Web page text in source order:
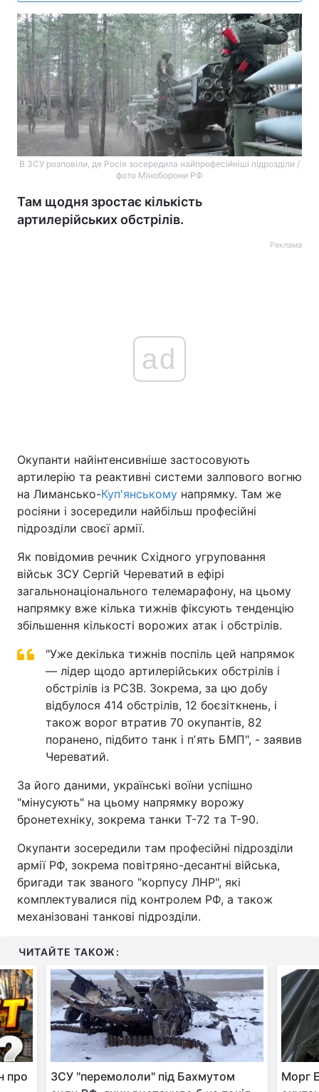
В ЗСУ розповіли, де Росія зосередила найпрофесійніші підрозділи /
фото Міноборони РФ
Там щодня зростає кількість
артилерійських обстрілів.
Реклама
ad
Окупанти найінтенсивніше застосовують
артилерію та реактивні системи залпового вогню
на Лимансько-Куп'янському напрямку. Там же
росіяни і зосередили найбільш професійні
підрозділи своєї армії.
Як повідомив речник Східного угруповання
військ ЗСУ Сергій Череватий в ефірі
загальнонаціонального телемарафону, на цьому
напрямку вже кілька тижнів фіксують тенденцію
збільшення кількості ворожих атак і обстрілів.
"Уже декілька тижнів поспіль цей напрямок
— лідер щодо артилерійських обстрілів і
обстрілів із РСЗВ. Зокрема, за цю добу
відбулося 414 обстрілів, 12 боєзіткнень, і
також ворог втратив 70 окупантів, 82
поранено, підбито танк і пʼять БМП", - заявив
Череватий.
За його даними, українські воїни успішно
"мінусують" на цьому напрямку ворожу
бронетехніку, зокрема танки Т-72 та Т-90.
Окупанти зосередили там професійні підрозділи
армії РФ, зокрема повітряно-десантні війська,
бригади так званого "корпусу ЛНР", які
комплектувалися під контролем РФ, а також
механізовані танкові підрозділи.
ЧИТАЙТЕ ТАКОЖ:
про
ЗСУ "перемололи" під Бахмутом
Морг